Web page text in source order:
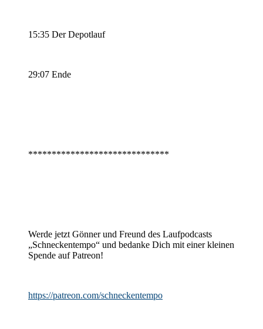
15:35 Der Depotlauf
29:07 Ende
******************************
Werde jetzt Gönner und Freund des Laufpodcasts
„Schneckentempo“ und bedanke Dich mit einer kleinen
Spende auf Patreon!
https://patreon.com/schneckentempo